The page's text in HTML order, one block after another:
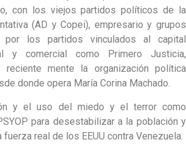
con los viejos partidos políticos de la
(AD y Copei), empresario y grupos
por los partidos vinculados al capital
y comercial como Primero Justicia,
reciente mente la organización política
donde opera María Corina Machado.
y el uso del miedo y el terror como
para desestabilizar a la población y
real de los EEUU contra Venezuela.